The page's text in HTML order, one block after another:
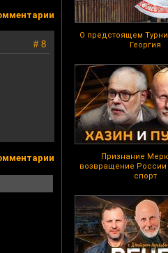
О предстоящем
Георгия
Признание
возвращение
спорт
# 8